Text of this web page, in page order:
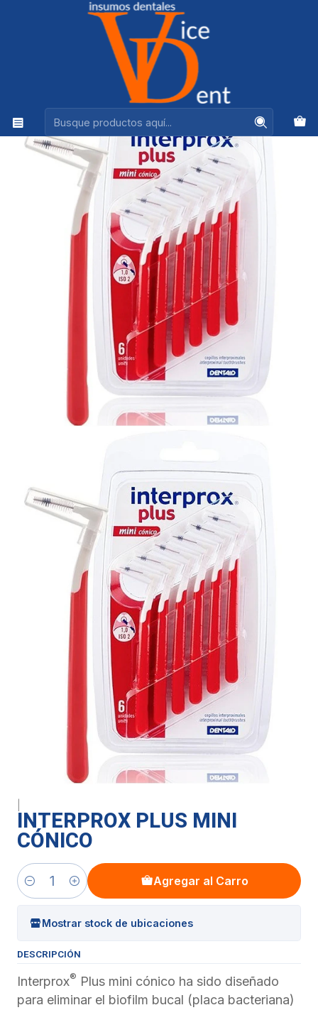
Ventas +56944575313
HIGIENE BUCAL INTERPROX PLUS MINI CÓNICO
INTERPROX PLUS MINI
CÓNICO
Cantidad
Agregar al Carro
Mostrar stock de ubicaciones
DESCRIPCIÓN
Interprox® Plus mini cónico ha sido diseñado
para eliminar el biofilm bucal (placa bacteriana)